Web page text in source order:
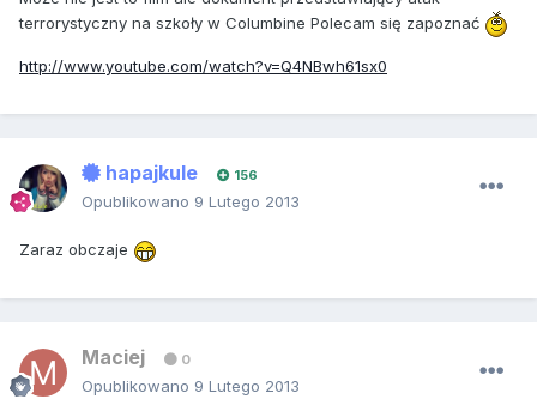
terrorystyczny na szkoły w Columbine Polecam się zapoznać
http://www.youtube.com/watch?v=Q4NBwh61sx0
hapajkule 156
Opublikowano 9 Lutego 2013
Zaraz obczaje
Maciej 0
Opublikowano 9 Lutego 2013